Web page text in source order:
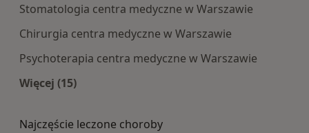
Stomatologia centra medyczne w Warszawie
Chirurgia centra medyczne w Warszawie
Psychoterapia centra medyczne w Warszawie
Więcej (15)
Najczęście leczone choroby